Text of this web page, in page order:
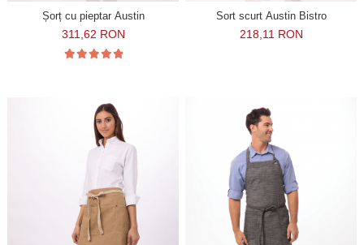
Șorț cu pieptar Austin
311,62 RON
Sort scurt Austin Bistro
218,11 RON